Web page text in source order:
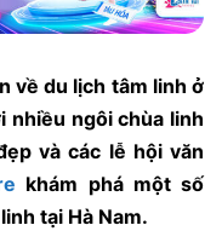
về du lịch tâm linh ở
nhiều ngôi chùa linh
và các lễ hội văn
khám phá một số
tại Hà Nam.